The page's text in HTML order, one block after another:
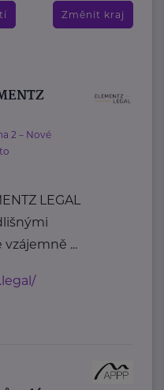
Změnit kraj
2 – Nové
LEGAL
...